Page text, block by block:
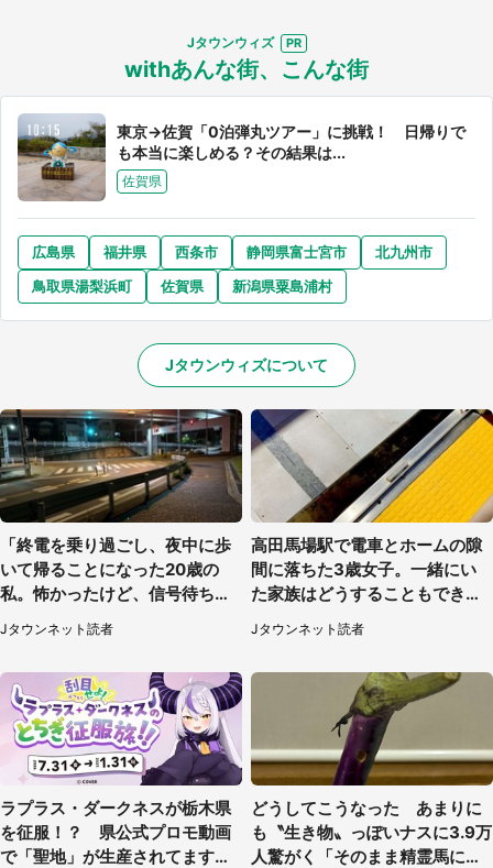
Jタウンウィズ
withあんな街、こんな街
東京→佐賀「0泊弾丸ツアー」に挑戦！ 日帰りで
も本当に楽しめる？その結果は...
佐賀県
広島県 福井県 西条市 静岡県富士宮市
北九州市
鳥取県湯梨浜町
佐賀県 新潟県粟島浦村
Jタウンウィズについて
「終電を乗り過ごし、夜中に歩
いて帰ることになった20歳の
私。怖かったけど、信号待ちの
車に道を尋ねたら...」（埼玉
県・60代女性）
Jタウンネット読者
高田馬場駅で電車とホームの隙
間に落ちた3歳女子。一緒にい
た家族はどうすることもできな
くて...（埼玉県・50代女性）
Jタウンネット読者
ラプラス・ダークネスが栃木県
を征服！？ 県公式プロモ動画
で「聖地」が生産されてます【7
どうしてこうなった あまりに
も〝生き物〟っぽいナスに3.9万
人驚がく「そのまま精霊馬に使